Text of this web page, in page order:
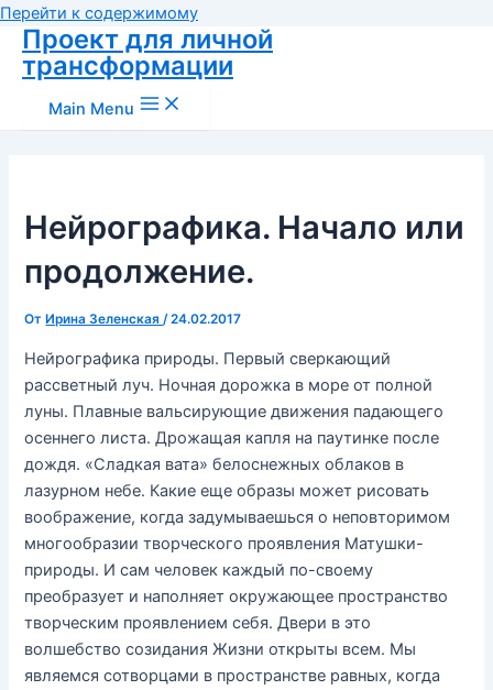
Перейти к содержимому
Проект для личной
трансформации
Main Menu
Нейрографика. Начало или
продолжение.
От Ирина Зеленская/24.02.2017
Нейрографика природы. Первый сверкающий
рассветный луч. Ночная дорожка в море от полной
луны. Плавные вальсирующие движения падающего
осеннего листа. Дрожащая капля на паутинке после
дождя. «Сладкая вата» белоснежных облаков в
лазурном небе. Какие еще образы может рисовать
воображение, когда задумываешься о неповторимом
многообразии творческого проявления Матушки-
природы. И сам человек каждый по-своему
преобразует и наполняет окружающее пространство
творческим проявлением себя. Двери в это
волшебство созидания Жизни открыты всем. Мы
являемся сотворцами в пространстве равных, когда